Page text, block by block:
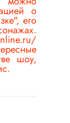
о
его
шоу,